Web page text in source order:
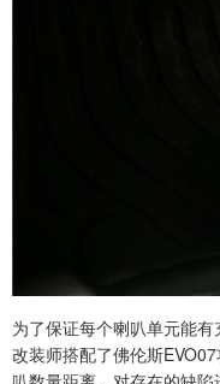
为了保证每个喇叭单元能
改装师搭配了佛伦斯